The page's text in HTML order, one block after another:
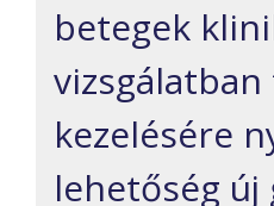
betegek
kezelésére
lehetőség új